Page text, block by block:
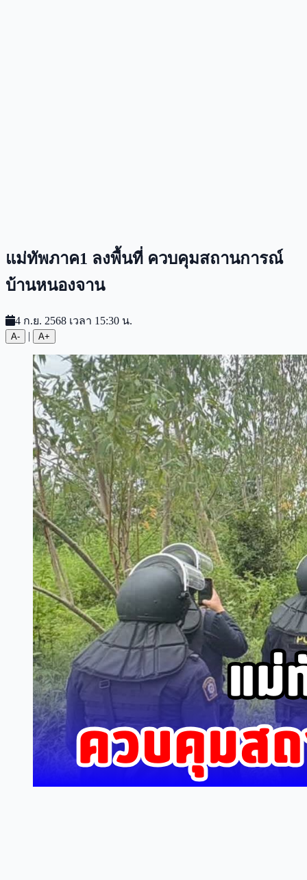
แม่ทัพภาค1 ลงพื้นที่ ควบคุมสถานการณ์
บ้านหนองจาน
4 ก.ย. 2568 เวลา 15:30 น.
A- | A+